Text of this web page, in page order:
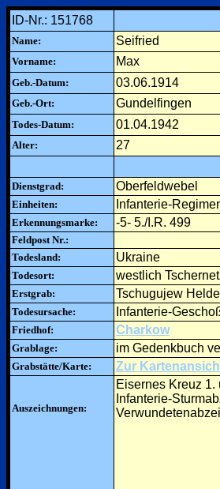
ID-Nr.: 151768
Name: Seifried
Vorname:
Max
Geb.-Datum:
03.06.1914
Geb.-Ort: Gundelfingen
Todes-Datum: 01.04.1942
Alter: 27
Dienstgrad: Oberfeldwebel
Einheiten: Infanterie-
Erkennungsmarke: -5- 5./I.R. 499
Feldpost Nr.:
Todesland:
Ukraine
Todesort: westlich
Erstgrab: Tschugujew
Todesursache: Infanterie-
Friedhof: Charkow
Grablage: im Gedenkbuch
Grabstätte/Karte: Zur
Auszeichnungen:
Eisernes Kreuz 1.
Infanterie-